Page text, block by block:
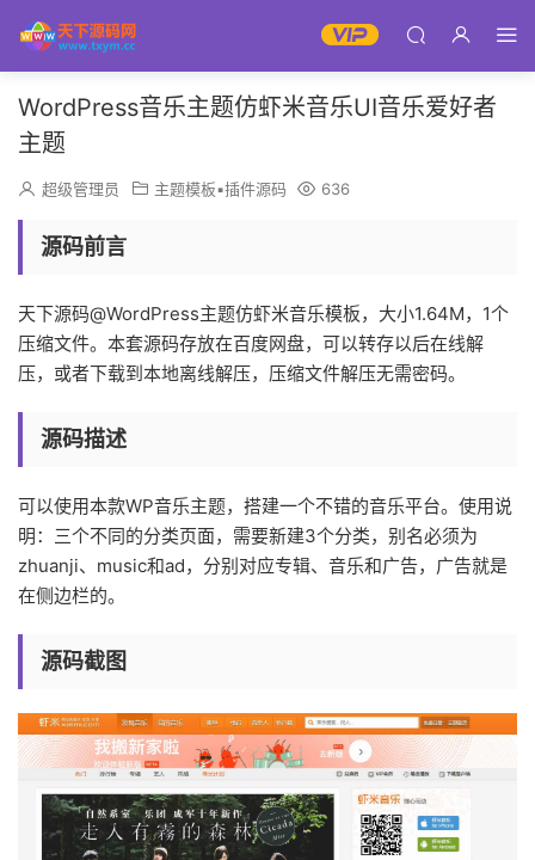
WordPress音乐主题仿虾米音乐UI音乐爱好者
主题
超级管理员 主题模板▪插件源码 636
源码前言
天下源码@WordPress主题仿虾米音乐模板，大小1.64M，1个
压缩文件。本套源码存放在百度网盘，可以转存以后在线解
压，或者下载到本地离线解压，压缩文件解压无需密码。
源码描述
可以使用本款WP音乐主题，搭建一个不错的音乐平台。使用说
明：三个不同的分类页面，需要新建3个分类，别名必须为
zhuanji、music和ad，分别对应专辑、音乐和广告，广告就是
在侧边栏的。
源码截图